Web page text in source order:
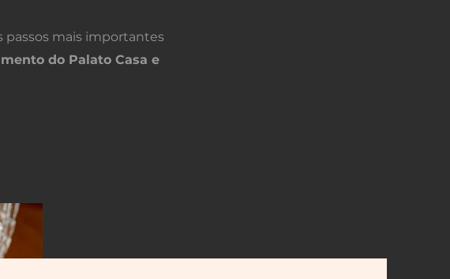
passos mais importantes
do Palato Casa e